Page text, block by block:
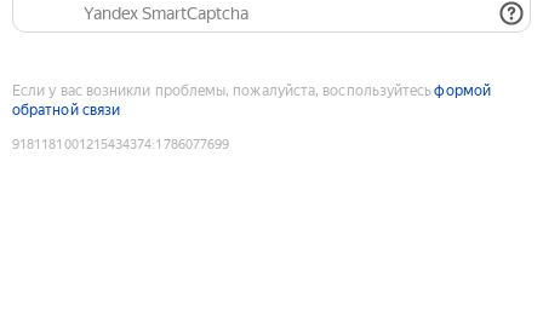
Yandex SmartCaptcha
Если у вас возникли проблемы, пожалуйста, воспользуйтесьформой
обратной связи
9181181001215434374:1786077699